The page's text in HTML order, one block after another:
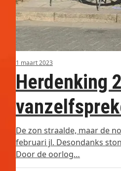
1 maart 2023
Herdenking
De zon straalde, maar de
februari jl. Desondanks
Door de oorlog…